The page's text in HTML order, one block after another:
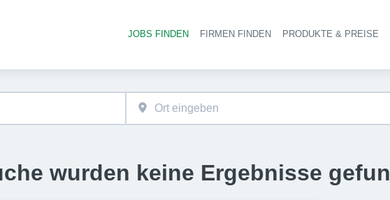
Haupt-Navigation
JOBS FINDEN FIRMEN FINDEN PRODUKTE & PREISE
wurden keine Ergebnisse